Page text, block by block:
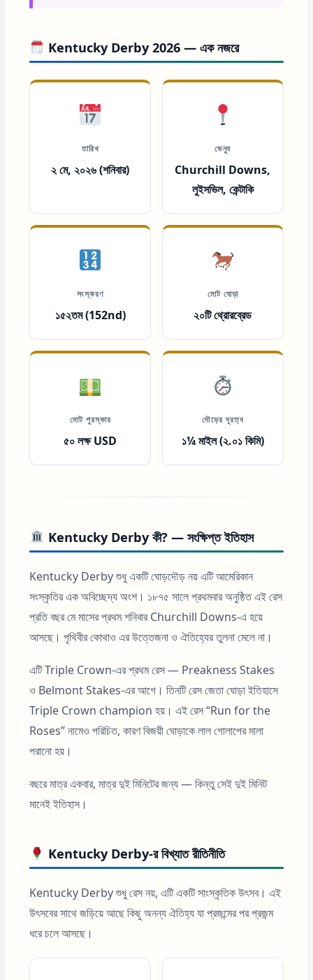
Kentucky Derby 2026 — এক নজরে
তারিখ
২ মে, ২০২৬ (শনিবার)
ভেন্যু
Churchill Downs,
লুইসভিল, কেন্টাকি
সংস্করণ
১৫২তম (152nd)
মোট ঘোড়া
২০টি থ্রোরব্রেড
মোট পুরস্কার
৫০ লক্ষ USD
দৌড়ের দূরত্ব
১¼ মাইল (২.০১ কিমি)
Kentucky Derby কী? — সংক্ষিপ্ত ইতিহাস
Kentucky Derby শুধু একটি ঘোড়দৌড় নয় এটি আমেরিকান
সংস্কৃতির এক অবিচ্ছেদ্য অংশ। ১৮৭৫ সালে প্রথমবার অনুষ্ঠিত এই রেস
প্রতি বছর মে মাসের প্রথম শনিবার Churchill Downs-এ হয়ে
আসছে। পৃথিবীর কোথাও এর উত্তেজনা ও ঐতিহ্যের তুলনা মেলে না।
এটি Triple Crown-এর প্রথম রেস — Preakness Stakes
ও Belmont Stakes-এর আগে। তিনটি রেস জেতা ঘোড়া ইতিহাসে
Triple Crown champion হয়। এই রেস “Run for the
Roses” নামেও পরিচিত, কারণ বিজয়ী ঘোড়াকে লাল গোলাপের মালা
পরানো হয়।
বছরে মাত্র একবার, মাত্র দুই মিনিটের জন্য — কিন্তু সেই দুই মিনিট
মানেই ইতিহাস।
Kentucky Derby-র বিখ্যাত রীতিনীতি
Kentucky Derby শুধু রেস নয়, এটি একটি সাংস্কৃতিক উৎসব। এই
উৎসবের সাথে জড়িয়ে আছে কিছু অনন্য ঐতিহ্য যা প্রজন্মের পর প্রজন্ম
ধরে চলে আসছে।